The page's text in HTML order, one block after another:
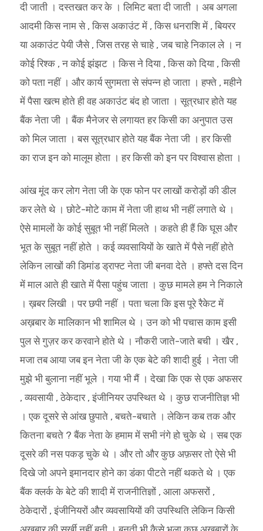
दी जाती । दस्तखत कर के । लिमिट बता दी जाती । अब अगला
आदमी किस नाम से , किस अकाउंट में , किस धनराशि में , बियरर
या अकाउंट पेयी जैसे , जिस तरह से चाहे , जब चाहे निकाल ले । न
कोई रिश्क , न कोई झंझट । किस ने दिया , किस को दिया , किसी
को पता नहीं । और कार्य सुगमता से संपन्न हो जाता । हफ्ते , महीने
में पैसा खत्म होते ही वह अकाउंट बंद हो जाता । सूत्रधार होते यह
बैंक नेता जी । बैंक मैनेजर से लगायत हर किसी का अनुपात उस
को मिल जाता । बस सूत्रधार होते यह बैंक नेता जी । हर किसी
का राज इन को मालूम होता । हर किसी को इन पर विश्वास होता ।
आंख मूंद कर लोग नेता जी के एक फोन पर लाखों करोड़ों की डील
कर लेते थे । छोटे-मोटे काम में नेता जी हाथ भी नहीं लगाते थे ।
ऐसे मामलों के कोई सुबूत भी नहीं मिलते । कहते ही हैं कि घूस और
भूत के सुबूत नहीं होते । कई व्यवसायियों के खाते में पैसे नहीं होते
लेकिन लाखों की डिमांड ड्राफ्ट नेता जी बनवा देते । हफ्ते दस दिन
में माल आते ही खाते में पैसा पहुंच जाता । कुछ मामले हम ने निकाले
। ख़बर लिखी । पर छपी नहीं । पता चला कि इस पूरे रैकेट में
अख़बार के मालिकान भी शामिल थे । उन को भी पचास काम इसी
पुल से गुज़र कर करवाने होते थे । नौकरी जाते-जाते बची । खैर ,
मजा तब आया जब इन नेता जी के एक बेटे की शादी हुई । नेता जी
मुझे भी बुलाना नहीं भूले । गया भी मैं । देखा कि एक से एक अफसर
, व्यवसायी , ठेकेदार , इंजीनियर उपस्थित थे । कुछ राजनीतिज्ञ भी
। एक दूसरे से आंख छुपाते , बचते-बचाते । लेकिन कब तक और
कितना बचते ? बैंक नेता के हमाम में सभी नंगे हो चुके थे । सब एक
दूसरे की नस पकड़ चुके थे । और तो और कुछ अफ़सर तो ऐसे भी
दिखे जो अपने इमानदार होने का डंका पीटते नहीं थकते थे । एक
बैंक क्लर्क के बेटे की शादी में राजनीतिज्ञों , आला अफसरों ,
ठेकेदारों , इंजीनियरों और व्यवसायियों की उपस्थिति लेकिन किसी